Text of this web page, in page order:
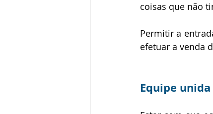
coisas que não
Permitir a
efetuar a venda
Equipe unida